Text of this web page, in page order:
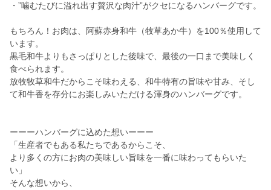
・”噛むたびに溢れ出す贅沢な肉汁”がクセになるハンバーグです。
もちろん！お肉は、阿蘇赤身和牛（牧草あか牛）を100％使用して
います。
黒毛和牛よりもさっぱりとした後味で、最後の一口まで美味しく
食べられます。
放牧牧草和牛だからこそ味わえる、和牛特有の旨味や甘み、そし
て和牛香を存分にお楽しみいただける渾身のハンバーグです。
ーーーハンバーグに込めた想いーーー
「生産者でもある私たちであるからこそ、
より多くの方にお肉の美味しい旨味を一番に味わってもらいた
い」
そんな想いから、